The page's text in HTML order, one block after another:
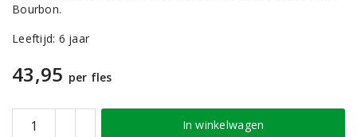
Bourbon.
Leeftijd: 6 jaar
43,95 per fles
In winkelwagen